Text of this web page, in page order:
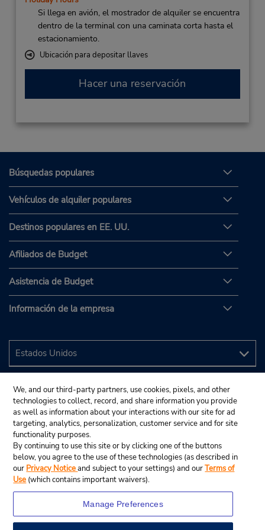
Si llega en avión, el mostrador de alquiler se encuentra
dentro de la terminal con una caminata corta hasta el
estacionamiento.
Ubicación para depositar llaves
Hacer una reservación
Búsquedas populares
Vehículos de alquiler populares
Destinos populares en EE. UU.
Afiliados de Budget
Asistencia de Budget
Información de la empresa
We, and our third-party partners, use cookies, pixels, and other
technologies to collect, record, and share information you provide
as well as information about your interactions with our site for ad
targeting, analytics, personalization, customer service and for site
functionality purposes.
By continuing to use this site or by clicking one of the buttons
below, you agree to the use of these technologies (as described in
our Privacy Noticeand subject to your settings) and ourTerms of
Use (which contains important waivers).
Manage Preferences